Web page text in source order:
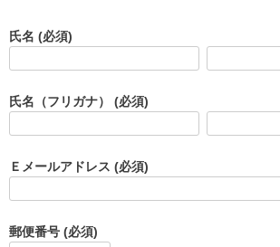
氏名 (必須)
氏名（フリガナ） (必須)
Ｅメールアドレス (必須)
郵便番号 (必須)